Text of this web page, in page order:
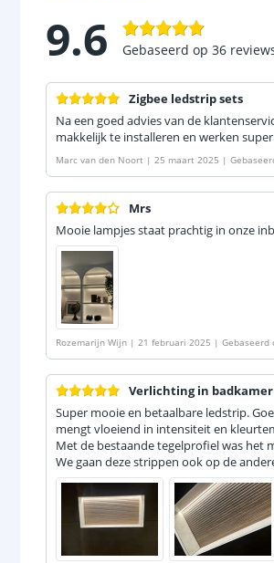
9.6 Gebaseerd op 36
Zigbee ledstrip sets
Na een goed advies van de
makkelijk te installeren en werken
Marc van den Noort | 25 maart 2025 |
ee controller - Werkt met IKEA Tradfri, Osram
Mrs
Mooie lampjes staat prachtig in onze
Rozemarijn Wijn | 21 februari 2025 | Gebaseerd
controller - Werkt met IKEA Tradfri, Osram
Verlichting in
Super mooie en betaalbare ledstrip.
mengt vloeiend in intensiteit en
Met de bestaande tegelprofiel was het
We gaan deze strippen ook op de